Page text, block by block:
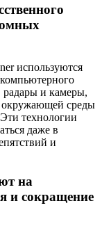
используются
радары и камеры,
окружающей среды
технологии
даже в
и
на
и сокращение